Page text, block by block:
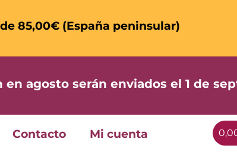
85,00€ (España peninsular)
en agosto serán enviados el 1 de
Contacto Mi cuenta